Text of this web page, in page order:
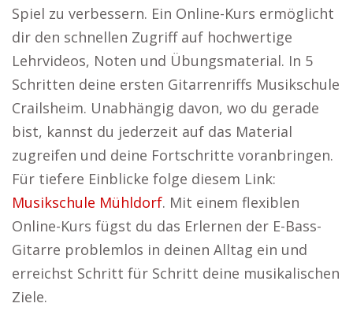
Spiel zu verbessern. Ein Online-Kurs ermöglicht
dir den schnellen Zugriff auf hochwertige
Lehrvideos, Noten und Übungsmaterial. In 5
Schritten deine ersten Gitarrenriffs Musikschule
Crailsheim. Unabhängig davon, wo du gerade
bist, kannst du jederzeit auf das Material
zugreifen und deine Fortschritte voranbringen.
Für tiefere Einblicke folge diesem Link:
Musikschule Mühldorf. Mit einem flexiblen
Online-Kurs fügst du das Erlernen der E-Bass-
Gitarre problemlos in deinen Alltag ein und
erreichst Schritt für Schritt deine musikalischen
Ziele.